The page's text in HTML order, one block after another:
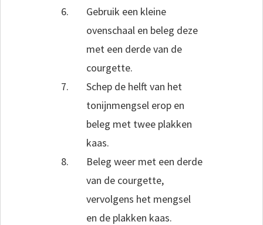
Gebruik een kleine
ovenschaal en beleg deze
met een derde van de
courgette.
Schep de helft van het
tonijnmengsel erop en
beleg met twee plakken
kaas.
Beleg weer met een derde
van de courgette,
vervolgens het mengsel
en de plakken kaas.